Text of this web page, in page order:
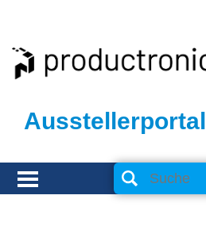
Ausstellerportal